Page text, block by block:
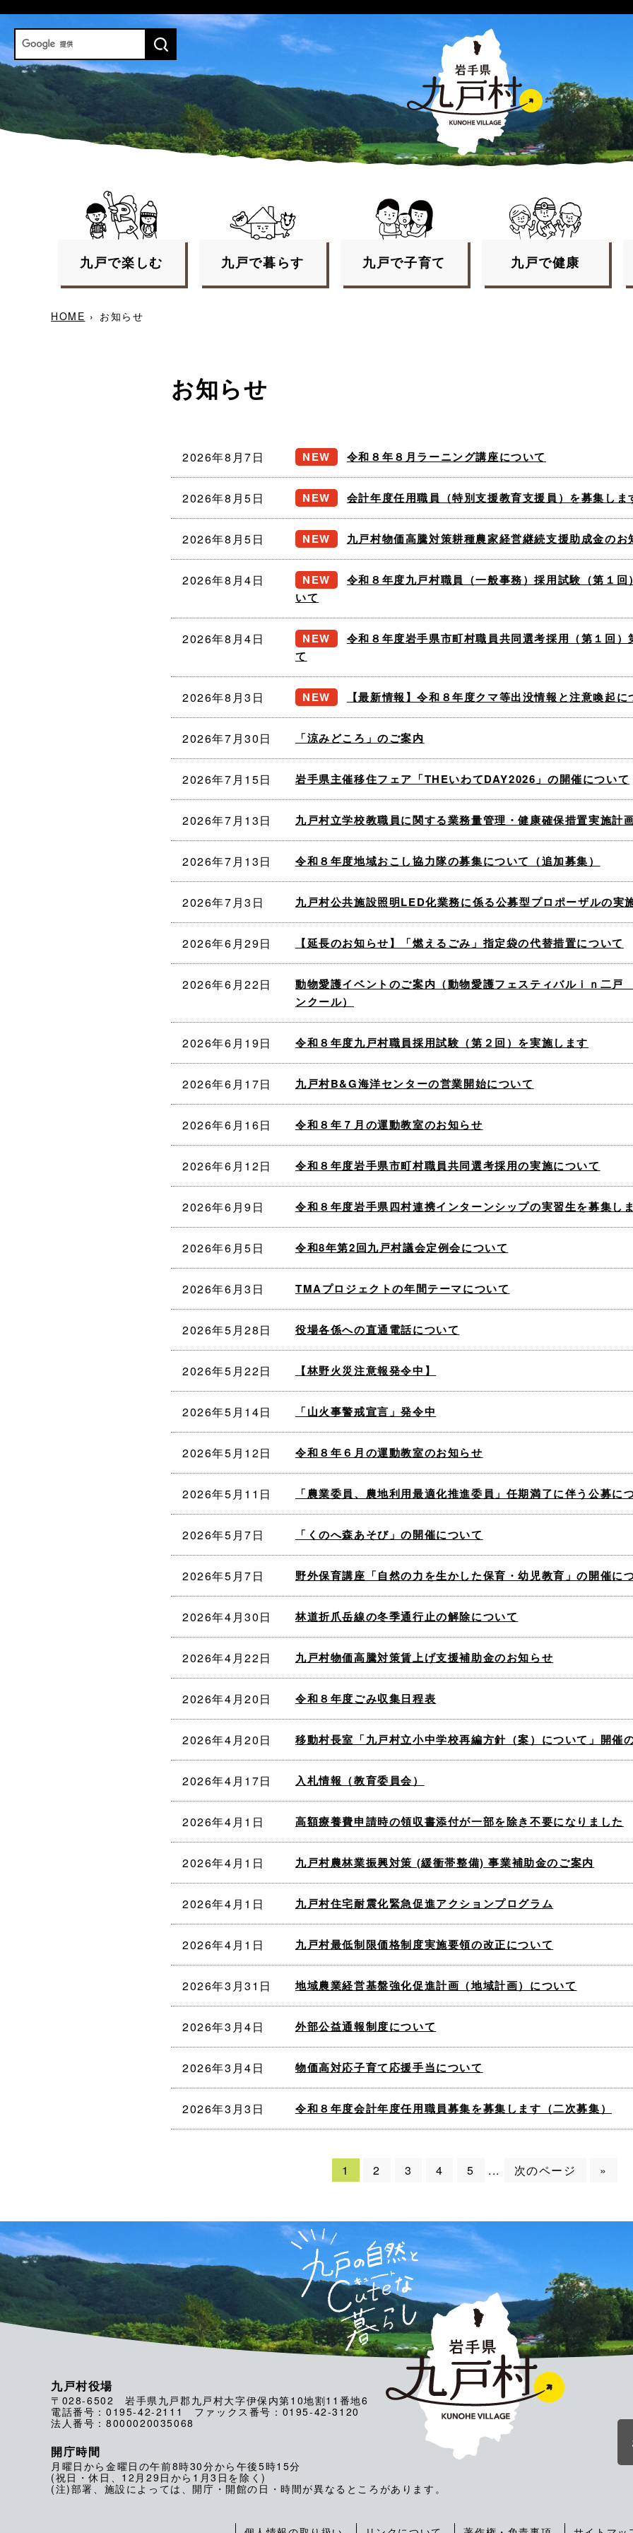
九戸で楽しむ 九戸で暮らす 九戸で子育て 九戸で健康
HOME › お知らせ
お知らせ
2026年8月7日 令和８年８月ラーニング講座について
2026年8月5日 会計年度任用職員（特別支援教育支援員）を募集しま
2026年8月5日 九戸村物価高騰対策耕種農家経営継続支援助成金のお
2026年8月4日
令和８年度九戸村職員（一般事務）採用試験（第１回
いて
2026年8月4日
令和８年度岩手県市町村職員共同選考採用（第１回）
て
2026年8月3日 【最新情報】令和８年度クマ等出没情報と注意喚起に
2026年7月30日 「涼みどころ」のご案内
2026年7月15日 岩手県主催移住フェア「THEいわてDAY2026」の開催について
2026年7月13日 九戸村立学校教職員に関する業務量管理・健康確保措置実施計
2026年7月13日 令和８年度地域おこし協力隊の募集について（追加募集）
2026年7月3日 九戸村公共施設照明LED化業務に係る公募型プロポーザルの実
2026年6月29日 【延長のお知らせ】「燃えるごみ」指定袋の代替措置について
2026年6月22日
動物愛護イベントのご案内（動物愛護フェスティバルｉｎ二
ンクール）
2026年6月19日 令和８年度九戸村職員採用試験（第２回）を実施します
2026年6月17日 九戸村B&G海洋センターの営業開始について
2026年6月16日 令和８年７月の運動教室のお知らせ
2026年6月12日 令和８年度岩手県市町村職員共同選考採用の実施について
2026年6月9日 令和８年度岩手県四村連携インターンシップの実習生を募集し
2026年6月5日 令和8年第2回九戸村議会定例会について
2026年6月3日 TMAプロジェクトの年間テーマについて
2026年5月28日 役場各係への直通電話について
2026年5月22日 【林野火災注意報発令中】
2026年5月14日 「山火事警戒宣言」発令中
2026年5月12日 令和８年６月の運動教室のお知らせ
2026年5月11日 「農業委員、農地利用最適化推進委員」任期満了に伴う公募に
2026年5月7日 「くのへ森あそび」の開催について
2026年5月7日 野外保育講座「自然の力を生かした保育・幼児教育」の開催に
2026年4月30日 林道折爪岳線の冬季通行止の解除について
2026年4月22日 九戸村物価高騰対策賃上げ支援補助金のお知らせ
2026年4月20日 令和８年度ごみ収集日程表
2026年4月20日 移動村長室「九戸村立小中学校再編方針（案）について」開催
2026年4月17日 入札情報（教育委員会）
2026年4月1日 高額療養費申請時の領収書添付が一部を除き不要になりました
2026年4月1日 九戸村農林業振興対策 (緩衝帯整備) 事業補助金のご案内
2026年4月1日 九戸村住宅耐震化緊急促進アクションプログラム
2026年4月1日 九戸村最低制限価格制度実施要領の改正について
2026年3月31日 地域農業経営基盤強化促進計画（地域計画）について
2026年3月4日 外部公益通報制度について
2026年3月4日 物価高対応子育て応援手当について
2026年3月3日 令和８年度会計年度任用職員募集を募集します（二次募集）
1 2 3 4 5 ... 次のページ »
九戸村役場
〒028-6502 岩手県九戸郡九戸村大字伊保内第10地割11番地6
電話番号：0195-42-2111 ファックス番号：0195-42-3120
法人番号：8000020035068
開庁時間
月曜日から金曜日の午前8時30分から午後5時15分
(祝日・休日、12月29日から1月3日を除く)
(注)部署、施設によっては、開庁・開館の日・時間が異なるところがあります。